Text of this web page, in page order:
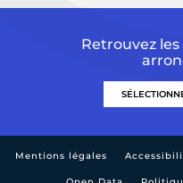
Retrouvez
Mentions légales